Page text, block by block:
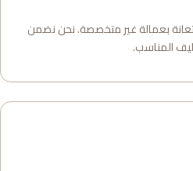
بعمالة غير متخصصة. نحن نضمن
المناسب.